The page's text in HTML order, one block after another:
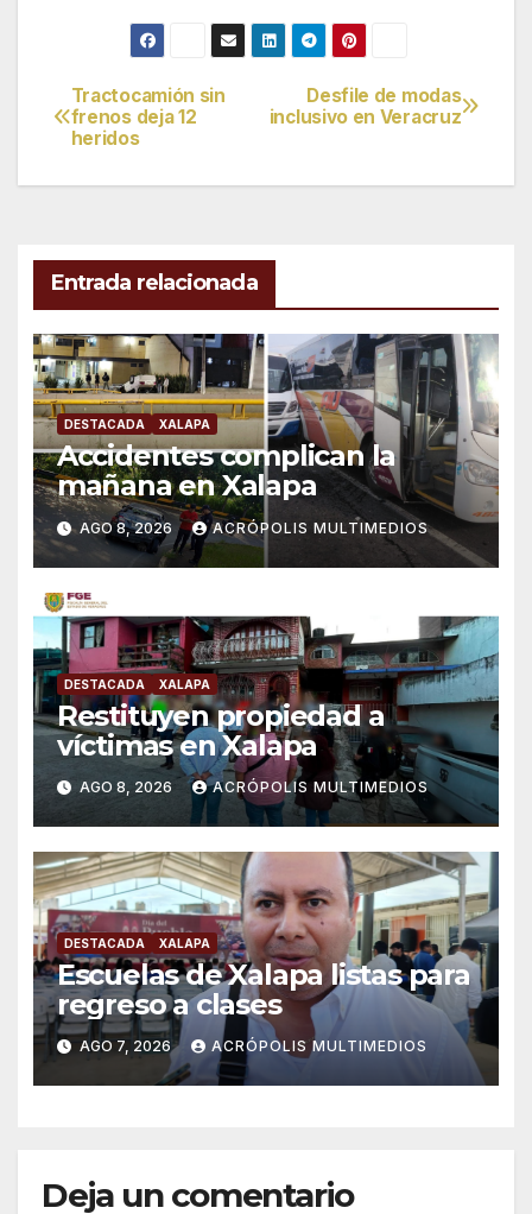
Navegación
de
Desfile de modas
inclusivo en Veracruz
Tractocamión sin
frenos deja 12
heridos
Entrada relacionada
DESTACADA XALAPA
Accidentes complican la
mañana en Xalapa
AGO 8, 2026 ACRÓPOLIS MULTIMEDIOS
DESTACADA XALAPA
Restituyen propiedad a
víctimas en Xalapa
AGO 8, 2026 ACRÓPOLIS MULTIMEDIOS
DESTACADA XALAPA
Escuelas de Xalapa listas para
regreso a clases
AGO 7, 2026 ACRÓPOLIS MULTIMEDIOS
Deja un comentario